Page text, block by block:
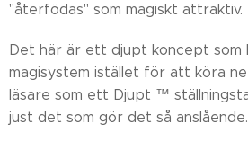
"återfödas" som magiskt attraktiv.
Det här är ett djupt koncept som
magisystem istället för att köra
läsare som ett Djupt ™
just det som gör det så anslående.